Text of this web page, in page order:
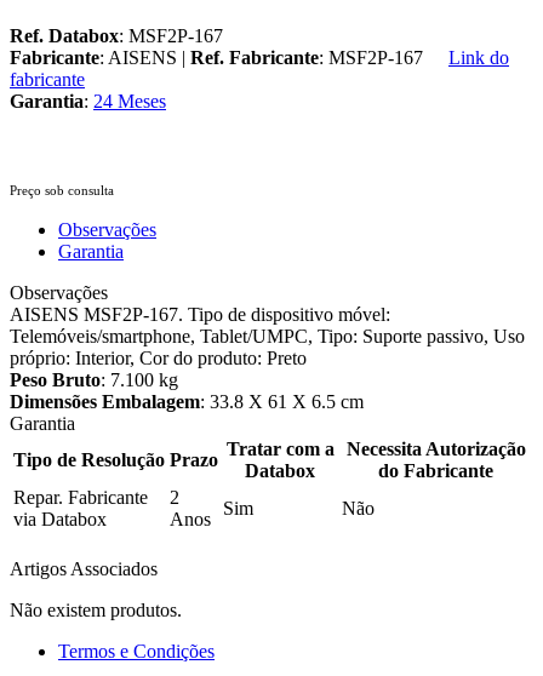
Ref. Databox: MSF2P-167
Fabricante: AISENS | Ref. Fabricante: MSF2P-167
Link do
fabricante
Garantia: 24 Meses
Preço sob consulta
Observações
Garantia
Observações
AISENS MSF2P-167. Tipo de dispositivo móvel:
Telemóveis/smartphone, Tablet/UMPC, Tipo: Suporte passivo, Uso
próprio: Interior, Cor do produto: Preto
Peso Bruto: 7.100 kg
Dimensões Embalagem: 33.8 X 61 X 6.5 cm
Garantia
Tipo de Resolução Prazo
Tratar com a
Databox
Necessita Autorização
do Fabricante
Repar. Fabricante
via Databox
2
Anos
Sim Não
Artigos Associados
Não existem produtos.
Termos e Condições